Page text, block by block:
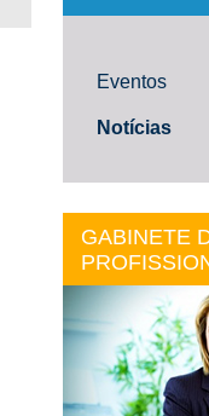
Eventos
Notícias
GABINETE